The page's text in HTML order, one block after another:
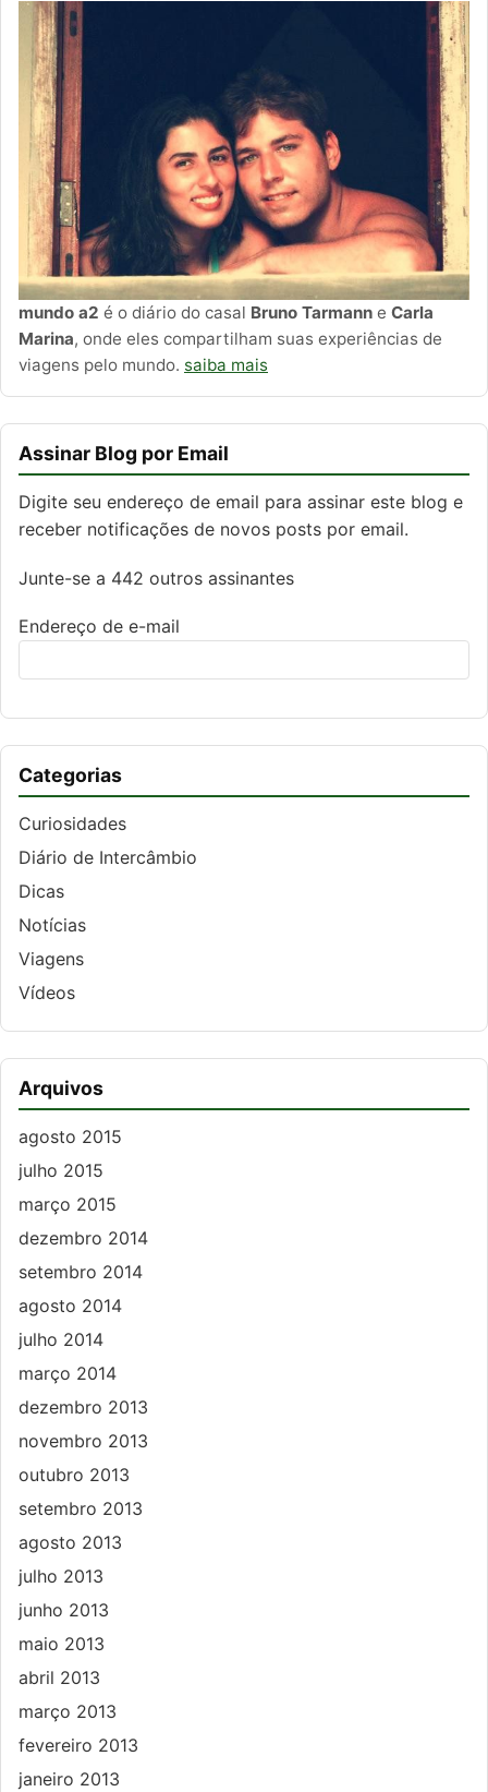
mundo a2 é o diário do casal Bruno Tarmann e Carla
Marina, onde eles compartilham suas experiências de
viagens pelo mundo. saiba mais
Assinar Blog por Email
Digite seu endereço de email para assinar este blog e
receber notificações de novos posts por email.
Junte-se a 442 outros assinantes
Endereço de e-mail
Categorias
Curiosidades
Diário de Intercâmbio
Dicas
Notícias
Viagens
Vídeos
Arquivos
agosto 2015
julho 2015
março 2015
dezembro 2014
setembro 2014
agosto 2014
julho 2014
março 2014
dezembro 2013
novembro 2013
outubro 2013
setembro 2013
agosto 2013
julho 2013
junho 2013
maio 2013
abril 2013
março 2013
fevereiro 2013
janeiro 2013